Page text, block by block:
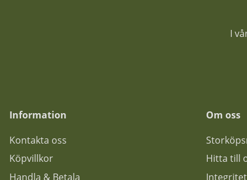
I
Information
Kontakta oss
Köpvillkor
Handla & Betala
Om oss
Hitta till